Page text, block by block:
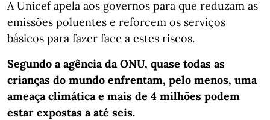
A Unicef apela aos governos para que reduzam as
emissões poluentes e reforcem os serviços
básicos para fazer face a estes riscos.
Segundo a agência da ONU, quase todas as
crianças do mundo enfrentam, pelo menos, uma
ameaça climática e mais de 4 milhões podem
estar expostas a até seis.